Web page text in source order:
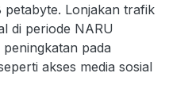
Lonjakan trafik
di periode NARU
pada
akses media sosial